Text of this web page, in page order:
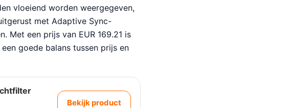
vloeiend worden weergegeven,
met Adaptive Sync-
Met een prijs van EUR 169.21 is
goede balans tussen prijs en
Bekijk product